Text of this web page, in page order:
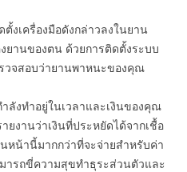
งเครื่องมือดังกล่าวลงในยาน
ยานของตน ด้วยการติดตั้งระบบ
วจสอบว่ายานพาหนะของคุณ
งทำอยู่ในเวลาและเงินของคุณ
ยงานว่าเงินที่ประหยัดได้จากเชื้อ
หน้านี้มากกว่าที่จะจ่ายสำหรับค่า
ารถขี่ความสุขทำธุระส่วนตัวและ